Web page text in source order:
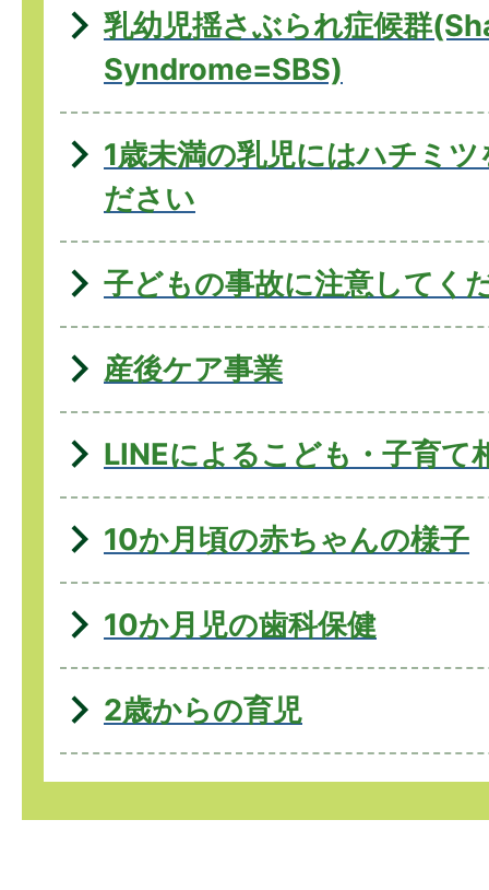
乳幼児揺さぶられ症候群
Syndrome=SBS)
1歳未満の乳児にはハチミ
ださい
子どもの事故に注意してく
産後ケア事業
LINEによるこども・子育て
10か月頃の赤ちゃんの様子
10か月児の歯科保健
2歳からの育児